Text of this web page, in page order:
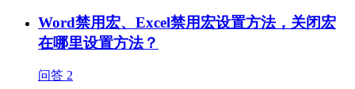
Word禁用宏、Excel禁用宏设置方法，关闭宏
在哪里设置方法？
问答 2